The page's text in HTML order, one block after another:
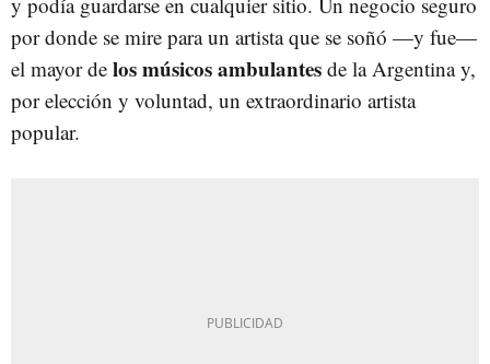
por donde se mire para un artista que se soñó —y fue—
el mayor de los músicos ambulantes de la Argentina y,
por elección y voluntad, un extraordinario artista
popular.